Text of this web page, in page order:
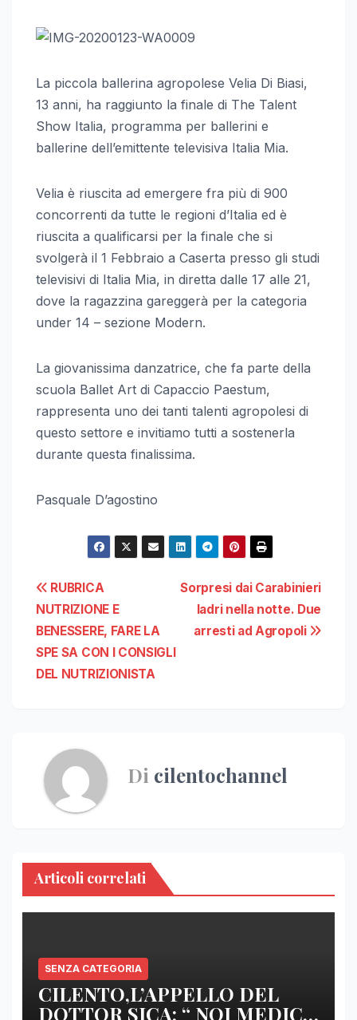
La piccola ballerina agropolese Velia Di Biasi,
13 anni, ha raggiunto la finale di The Talent
Show Italia, programma per ballerini e
ballerine dell’emittente televisiva Italia Mia.
Velia è riuscita ad emergere fra più di 900
concorrenti da tutte le regioni d’Italia ed è
riuscita a qualificarsi per la finale che si
svolgerà il 1 Febbraio a Caserta presso gli studi
televisivi di Italia Mia, in diretta dalle 17 alle 21,
dove la ragazzina gareggerà per la categoria
under 14 – sezione Modern.
La giovanissima danzatrice, che fa parte della
scuola Ballet Art di Capaccio Paestum,
rappresenta uno dei tanti talenti agropolesi di
questo settore e invitiamo tutti a sostenerla
durante questa finalissima.
Pasquale D’agostino
Navigazione
articoli
Sorpresi dai Carabinieri
ladri nella notte. Due
arresti ad Agropoli
RUBRICA
NUTRIZIONE E
BENESSERE, FARE LA
SPE SA CON I CONSIGLI
DEL NUTRIZIONISTA
Di cilentochannel
Articoli correlati
SENZA CATEGORIA
CILENTO,L’APPELLO DEL
DOTTOR SICA: “ NOI MEDICI